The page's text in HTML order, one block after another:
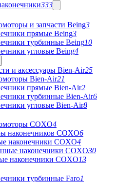
333
и запчасти Being3
прямые Being3
турбинные Being10
угловые Being4
и аксессуары Bien-Air25
Bien-Air21
прямые Bien-Air2
турбинные Bien-Air6
угловые Bien-Air8
COXO4
наконечников COXO6
наконечники COXO4
наконечники COXO30
наконечники COXO13
турбинные Faro1